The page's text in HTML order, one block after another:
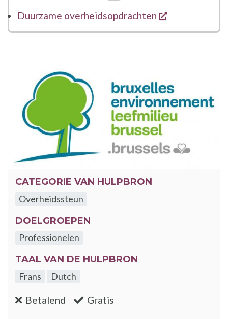
Duurzame overheidsopdrachten opent een
CATEGORIE VAN HULPBRON
Overheidssteun
DOELGROEPEN
Professionelen
TAAL VAN DE HULPBRON
Frans
Dutch
Betalend :nee Gratis